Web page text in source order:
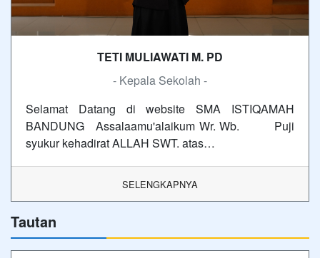
TETI MULIAWATI M. PD
- Kepala Sekolah -
Selamat Datang di website SMA ISTIQAMAH
BANDUNG Assalaamu'alaikum Wr. Wb. Puji
syukur kehadirat ALLAH SWT. atas…
SELENGKAPNYA
Tautan